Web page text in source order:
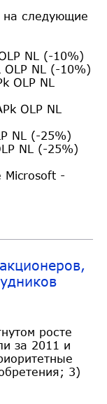
на следующие
NL (-10%)
OLP NL (-10%)
OLP NL
OLP NL
NL (-25%)
NL (-25%)
Microsoft -
росте
за 2011 и
3)